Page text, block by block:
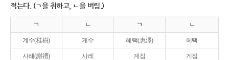
적는다. (ㄱ을 취하고, ㄴ을 버림.)
ㄱ ㄴ ㄱ ㄴ
계수(桂樹) 게수 혜택(惠澤) 헤택
사례(謝禮) 사레 계집 게집